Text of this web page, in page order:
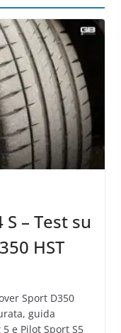
– Test su
HST
Sport D350
guida
e Pilot Sport S5